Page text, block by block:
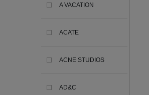
A VACATION
ACATE
ACNE STUDIOS
AD&C